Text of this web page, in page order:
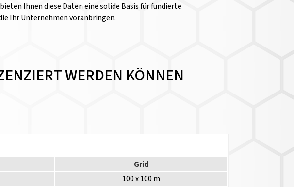
Ihnen diese Daten eine solide Basis für fundierte
Ihr Unternehmen voranbringen.
WERDEN KÖNNEN
Grid
100 x 100 m